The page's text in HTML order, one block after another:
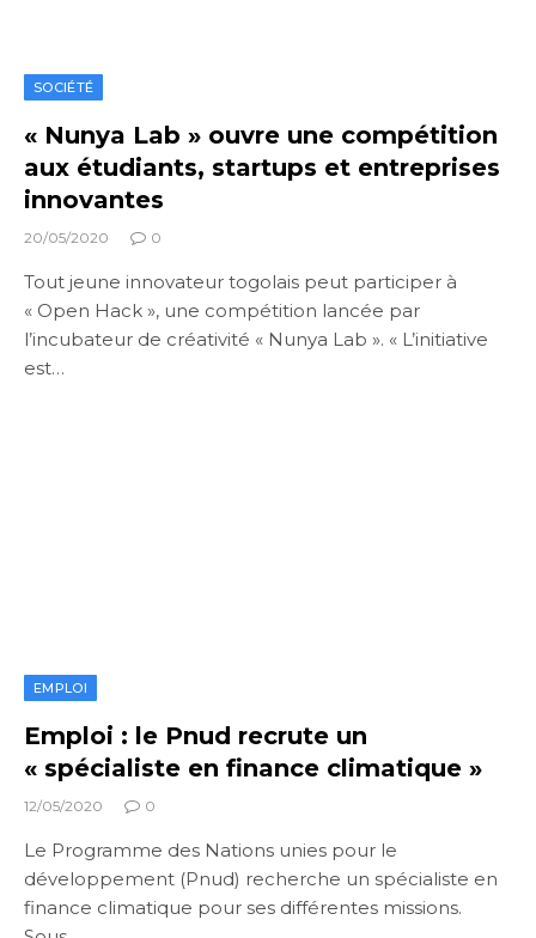
SOCIÉTÉ
« Nunya Lab » ouvre une compétition
aux étudiants, startups et entreprises
innovantes
20/05/2020 0
Tout jeune innovateur togolais peut participer à
« Open Hack », une compétition lancée par
l’incubateur de créativité « Nunya Lab ». « L’initiative
est…
EMPLOI
Emploi : le Pnud recrute un
« spécialiste en finance climatique »
12/05/2020 0
Le Programme des Nations unies pour le
développement (Pnud) recherche un spécialiste en
finance climatique pour ses différentes missions.